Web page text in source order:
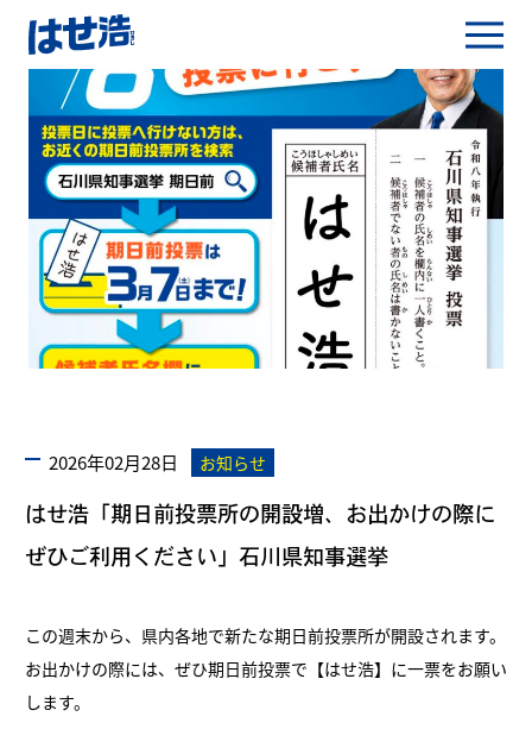
2026年02月28日 お知らせ
はせ浩「期日前投票所の開設増、お出かけの際に
ぜひご利用ください」石川県知事選挙
この週末から、県内各地で新たな期日前投票所が開設されます。
お出かけの際には、ぜひ期日前投票で【はせ浩】に一票をお願い
します。